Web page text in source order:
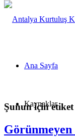
Ana Sayfa
Kaynaklar
Şunun için